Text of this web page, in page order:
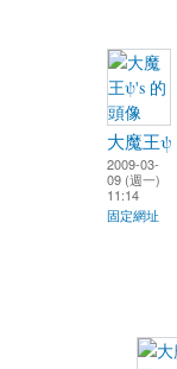
大魔王ψ
2009-03-
09 (週一)
11:14
固定網址